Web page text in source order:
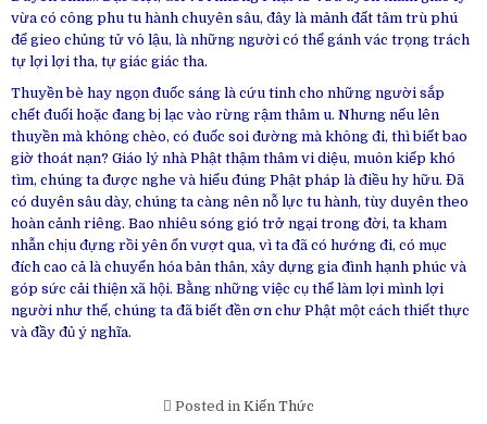
vừa có công phu tu hành chuyên sâu, đây là mảnh đất tâm trù phú
để gieo chủng tử vô lậu, là những người có thể gánh vác trọng trách
tự lợi lợi tha, tự giác giác tha.
Thuyền bè hay ngọn đuốc sáng là cứu tinh cho những người sắp
chết đuối hoặc đang bị lạc vào rừng rậm thâm u. Nhưng nếu lên
thuyền mà không chèo, có đuốc soi đường mà không đi, thì biết bao
giờ thoát nạn? Giáo lý nhà Phật thậm thâm vi diệu, muôn kiếp khó
tìm, chúng ta được nghe và hiểu đúng Phật pháp là điều hy hữu. Đã
có duyên sâu dày, chúng ta càng nên nỗ lực tu hành, tùy duyên theo
hoàn cảnh riêng. Bao nhiêu sóng gió trở ngại trong đời, ta kham
nhẫn chịu đựng rồi yên ổn vượt qua, vì ta đã có hướng đi, có mục
đích cao cả là chuyển hóa bản thân, xây dựng gia đình hạnh phúc và
góp sức cải thiện xã hội. Bằng những việc cụ thể làm lợi mình lợi
người như thế, chúng ta đã biết đền ơn chư Phật một cách thiết thực
và đầy đủ ý nghĩa.
Posted in Kiến Thức